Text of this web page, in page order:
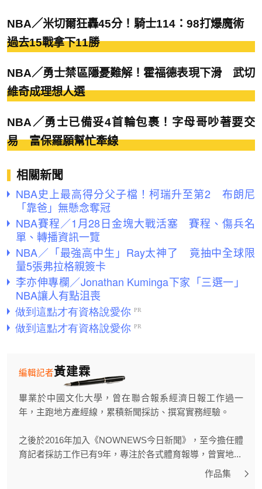
NBA／米切爾狂轟45分！騎士114：98打爆魔術
過去15戰拿下11勝
NBA／勇士禁區隱憂難解！霍福德表現下滑 武切
維奇成理想人選
NBA／勇士已備妥4首輪包裹！字母哥吵著要交
易 富保羅願幫忙牽線
相關新聞
NBA史上最高得分父子檔！柯瑞升至第2 布朗尼
「靠爸」無懸念奪冠
NBA賽程／1月28日金塊大戰活塞 賽程、傷兵名
單、轉播資訊一覽
NBA／「最強高中生」Ray太神了 竟抽中全球限
量5張弗拉格親簽卡
李亦伸專欄／Jonathan Kuminga下家「三選一」
NBA讓人有點沮喪
黃建霖
編輯記者
畢業於中國文化大學，曾在聯合報系經濟日報工作過一
年，主跑地方產經線，累積新聞採訪、撰寫實務經驗。
之後於2016年加入《NOWNEWS今日新聞》，至今擔任體
育記者採訪工作已有9年，專注於各式體育報導，曾實地...
作品集